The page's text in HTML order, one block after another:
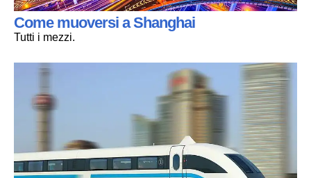
Come muoversi a Shanghai
Tutti i mezzi.